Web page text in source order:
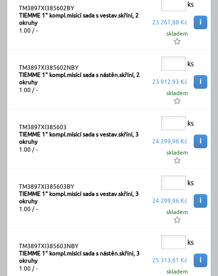
TM3897XI385602BY
TIEMME 1" kompl.mísící sada s vestav.skříní, 2
okruhy
1.00 / -
ks
23 267,88 Kč i
skladem
TM3897XI385602NBY
TIEMME 1" kompl.mísící sada s nástěn.skříní, 2
okruhy
1.00 / -
ks
23 912,93 Kč i
skladem
TM3897XI385603
TIEMME 1" kompl.mísící sada s vestav.skříní, 3
okruhy
1.00 / -
ks
24 299,96 Kč i
skladem
TM3897XI385603BY
TIEMME 1" kompl.mísící sada s vestav.skříní, 3
okruhy
1.00 / -
ks
24 299,96 Kč i
skladem
TM3897XI385603NBY
TIEMME 1" kompl.mísící sada s nástěn.skříní, 3
okruhy
1.00 / -
ks
25 313,61 Kč i
skladem